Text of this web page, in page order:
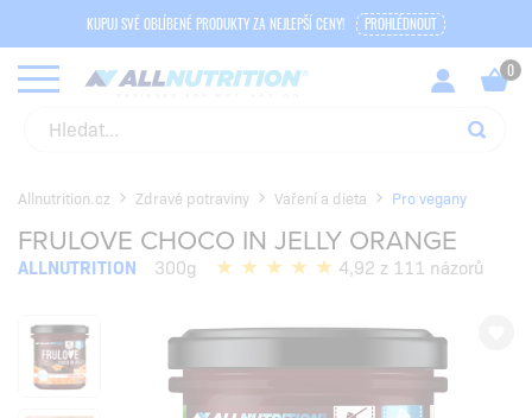
KUPUJ SVÉ OBLÍBENÉ PRODUKTY ZA NEJLEPŠÍ CENY! PROHLÉDNOUT
Allnutrition.cz Zdravé potraviny Vaření a dieta Pro vegany
FRULOVE CHOCO IN JELLY ORANGE
ALLNUTRITION 300g 4,92 z 111 názorů